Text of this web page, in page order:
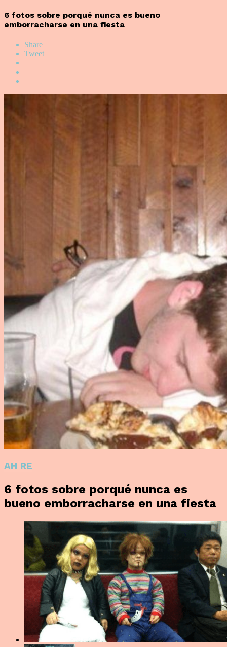
6 fotos sobre porqué nunca es bueno
emborracharse en una fiesta
Share
Tweet
AH RE
6 fotos sobre porqué nunca es
bueno emborracharse en una fiesta